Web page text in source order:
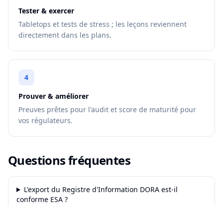
Tester & exercer
Tabletops et tests de stress ; les leçons reviennent
directement dans les plans.
4
Prouver & améliorer
Preuves prêtes pour l'audit et score de maturité pour
vos régulateurs.
Questions fréquentes
L'export du Registre d'Information DORA est-il
conforme ESA ?